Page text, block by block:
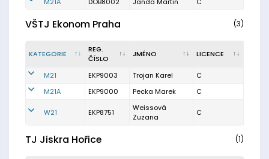
VŠTJ Ekonom Praha (3)
KATEGORIE
REG.
ČÍSLO
JMÉNO LICENCE
M21 EKP9003 Trojan Karel
C
M21A
EKP9000 Pecka Marek C
W21 EKP8751
Weissová
Zuzana
C
TJ Jiskra Hořice (1)